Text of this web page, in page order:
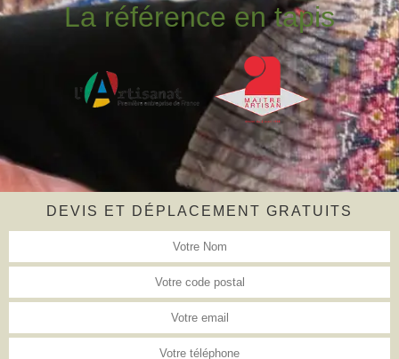
La référence en tapis
DEVIS ET DÉPLACEMENT GRATUITS